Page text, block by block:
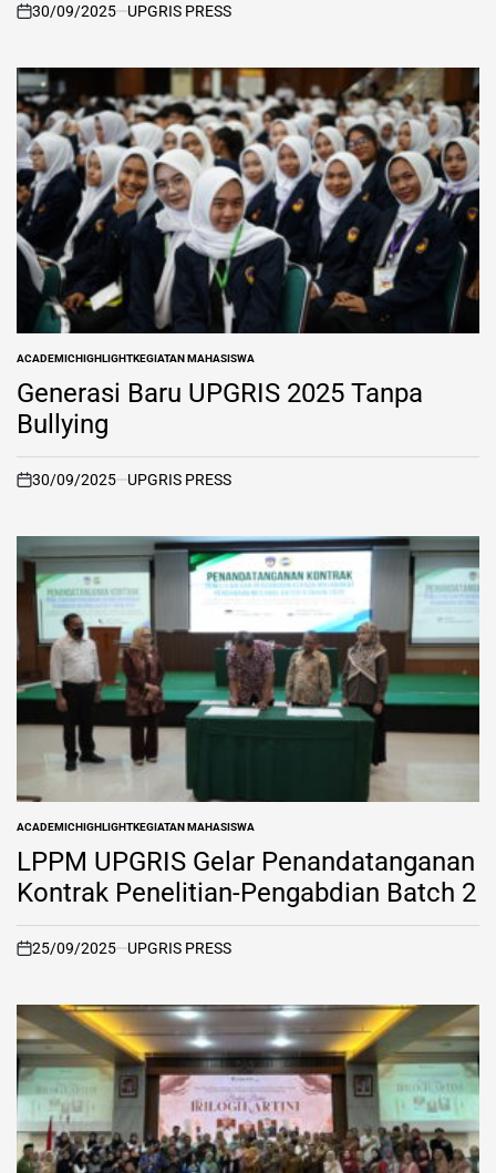
on
30/09/2025 UPGRIS PRESS
POSTED
IN
ACADEMICHIGHLIGHTKEGIATAN MAHASISWA
Generasi Baru UPGRIS 2025 Tanpa
Bullying
on
30/09/2025 UPGRIS PRESS
POSTED
IN
ACADEMICHIGHLIGHTKEGIATAN MAHASISWA
LPPM UPGRIS Gelar Penandatanganan
Kontrak Penelitian-Pengabdian Batch 2
on
25/09/2025 UPGRIS PRESS